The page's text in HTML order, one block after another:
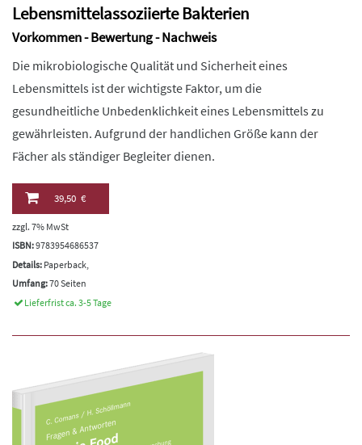
Lebensmittelassoziierte Bakterien
Vorkommen - Bewertung - Nachweis
Die mikrobiologische Qualität und Sicherheit eines
Lebensmittels ist der wichtigste Faktor, um die
gesundheitliche Unbedenklichkeit eines Lebensmittels zu
gewährleisten. Aufgrund der handlichen Größe kann der
Fächer als ständiger Begleiter dienen.
39,50 €
zzgl. 7% MwSt
ISBN:9783954686537
Details: Paperback,
Umfang:70 Seiten
Lieferfrist ca. 3-5 Tage